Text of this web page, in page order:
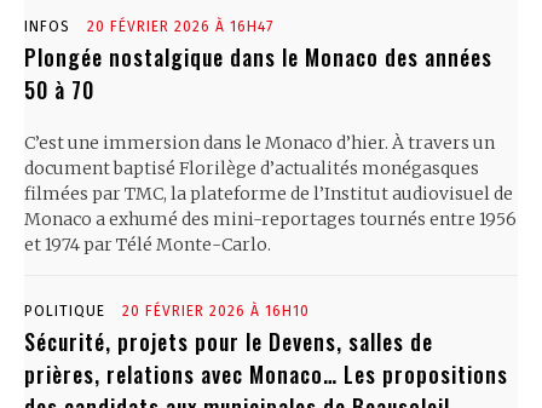
INFOS 20 FÉVRIER 2026 À 16H47
Plongée nostalgique dans le Monaco des années
50 à 70
C’est une immersion dans le Monaco d’hier. À travers un
document baptisé Florilège d’actualités monégasques
filmées par TMC, la plateforme de l’Institut audiovisuel de
Monaco a exhumé des mini-reportages tournés entre 1956
et 1974 par Télé Monte-Carlo.
POLITIQUE 20 FÉVRIER 2026 À 16H10
Sécurité, projets pour le Devens, salles de
prières, relations avec Monaco… Les propositions